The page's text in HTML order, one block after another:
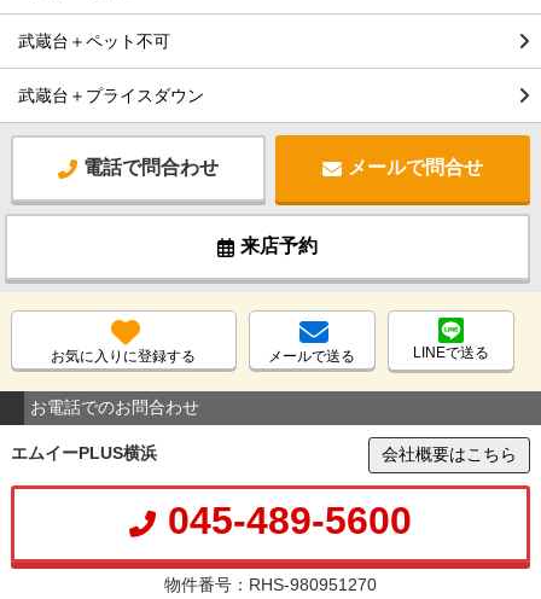
武蔵台＋ペット不可
武蔵台＋プライスダウン
電話で問合わせ メールで問合せ
来店予約
お気に入りに登録する メールで送る LINEで送る
お電話でのお問合わせ
エムイーPLUS横浜 会社概要はこちら
045-489-5600
物件番号：RHS-980951270